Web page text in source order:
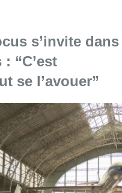
s’invite dans
“C’est
se l’avouer”